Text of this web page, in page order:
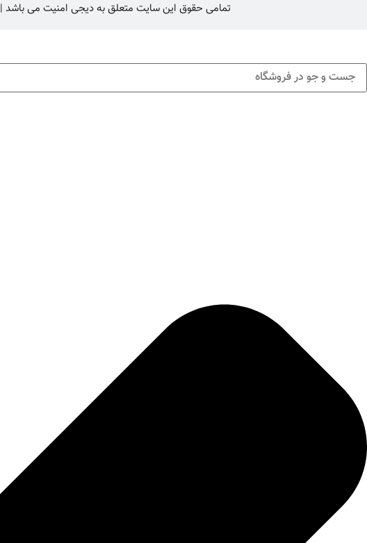
تمامی حقوق این سایت متعلق به دیجی امنیتمی باشد |